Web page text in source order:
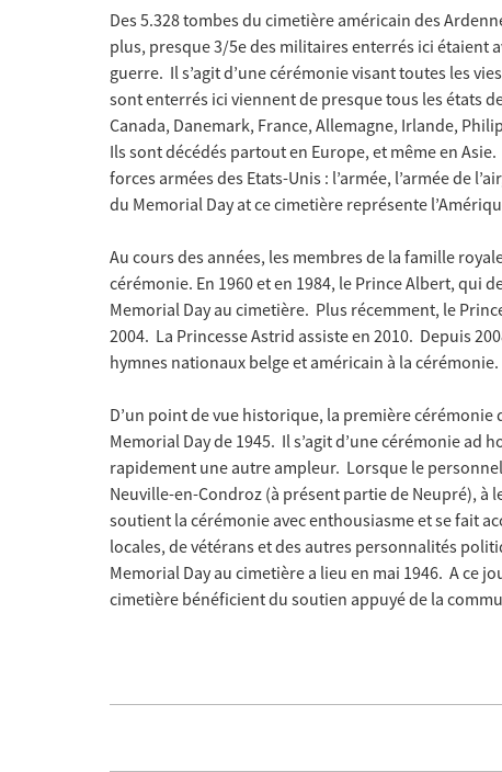
Des 5.328 tombes du cimetière américain des
plus, presque 3/5e des militaires enterrés ici étaient
guerre. Il s’agit d’une cérémonie visant toutes les
sont enterrés ici viennent de presque tous les états
Canada, Danemark, France, Allemagne, Irlande,
Ils sont décédés partout en Europe, et même en
forces armées des Etats-Unis : l’armée, l’armée de
du Memorial Day at ce cimetière représente
Au cours des années, les membres de la famille
cérémonie. En 1960 et en 1984, le Prince Albert, qui
Memorial Day au cimetière. Plus récemment, le
2004. La Princesse Astrid assiste en 2010. Depuis
hymnes nationaux belge et américain à la cérémonie.
D’un point de vue historique, la première
Memorial Day de 1945. Il s’agit d’une cérémonie ad
rapidement une autre ampleur. Lorsque le
Neuville-en-Condroz (à présent partie de Neupré),
soutient la cérémonie avec enthousiasme et se fait
locales, de vétérans et des autres personnalités
Memorial Day au cimetière a lieu en mai 1946. A ce
cimetière bénéficient du soutien appuyé de la